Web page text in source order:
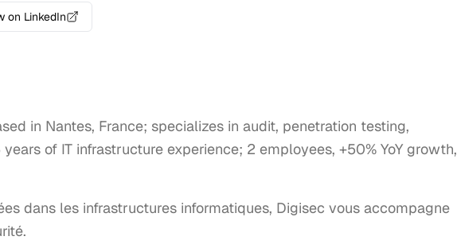
on LinkedIn
in Nantes, France; specializes in audit, penetration testing,
of IT infrastructure experience; 2 employees, +50% YoY growth,
dans les infrastructures informatiques, Digisec vous accompagne